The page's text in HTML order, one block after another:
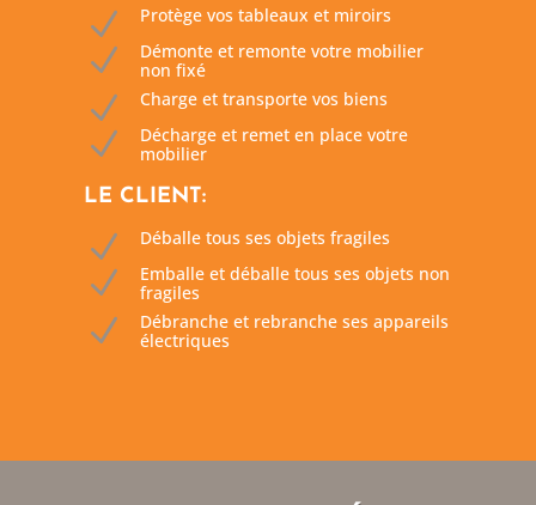
N Protège vos tableaux et miroirs
N
Démonte et remonte votre mobilier
non fixé
N Charge et transporte vos biens
N
Décharge et remet en place votre
mobilier
LE CLIENT:
N Déballe tous ses objets fragiles
N
Emballe et déballe tous ses objets non
fragiles
N
Débranche et rebranche ses appareils
électriques